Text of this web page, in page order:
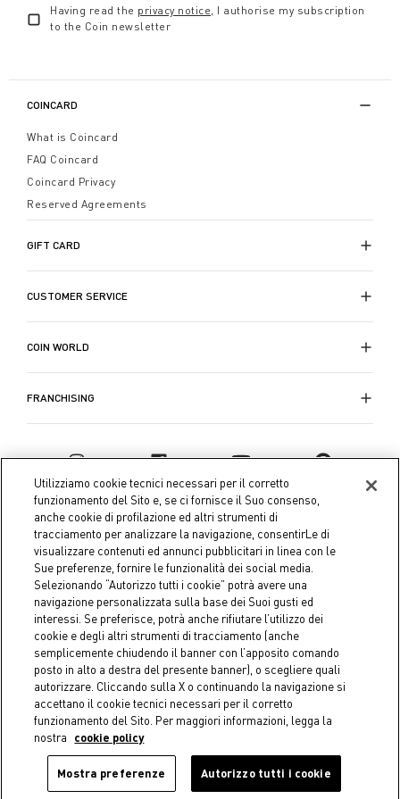
Having read the privacy notice , I authorise my subscription
to the Coin newsletter
COINCARD
What is Coincard
FAQ Coincard
Coincard Privacy
Reserved Agreements
GIFT CARD
CUSTOMER SERVICE
COIN WORLD
FRANCHISING
Coin S.p.A. Tax code / VAT number 04391480276, share capital
€ 10.000.000,00 fully paid up
Company data Cookie Policy Privacy Policy
Legal
Notice
Utilizziamo cookie tecnici necessari per il corretto
funzionamento del Sito e, se ci fornisce il Suo consenso,
anche cookie di profilazione ed altri strumenti di
tracciamento per analizzare la navigazione, consentirLe di
visualizzare contenuti ed annunci pubblicitari in linea con le
Sue preferenze, fornire le funzionalità dei social media.
Selezionando “Autorizzo tutti i cookie” potrà avere una
navigazione personalizzata sulla base dei Suoi gusti ed
interessi. Se preferisce, potrà anche rifiutare l’utilizzo dei
cookie e degli altri strumenti di tracciamento (anche
semplicemente chiudendo il banner con l’apposito comando
posto in alto a destra del presente banner), o scegliere quali
autorizzare. Cliccando sulla X o continuando la navigazione si
accettano il cookie tecnici necessari per il corretto
funzionamento del Sito. Per maggiori informazioni, legga la
nostra
cookie policy
Mostra preferenze Autorizzo tutti i cookie